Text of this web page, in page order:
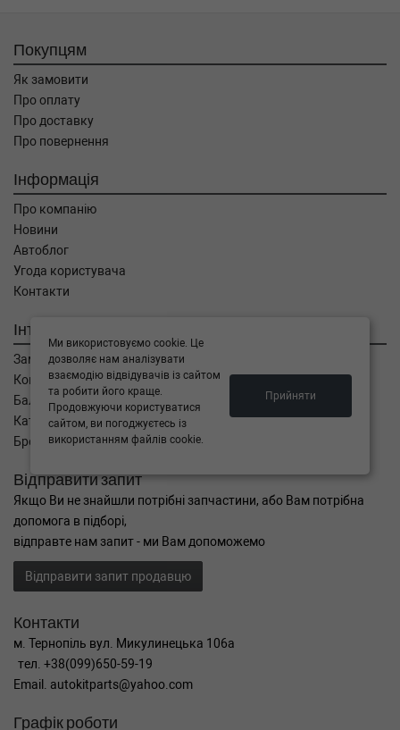
Покупцям
Як замовити
Про оплату
Про доставку
Про повернення
Інформація
Про компанію
Новини
Автоблог
Угода користувача
Контакти
Інтернет магазин
Замовлення
Кошик
Баланс
Каталог товарів
Бренди
Відправити запит
Якщо Ви не знайшли потрібні запчастини, або Вам потрібна
допомога в підборі,
відправте нам запит - ми Вам допоможемо
Відправити запит продавцю
Контакти
м. Тернопіль вул. Микулинецька 106а
тел. +38(099)650-59-19
Email. autokitparts@yahoo.com
Графік роботи
Ми використовуємо cookie. Це
дозволяє нам аналізувати
взаємодію відвідувачів із сайтом
та робити його краще.
Продовжуючи користуватися
сайтом, ви погоджуєтесь із
використанням файлів cookie.
Прийняти